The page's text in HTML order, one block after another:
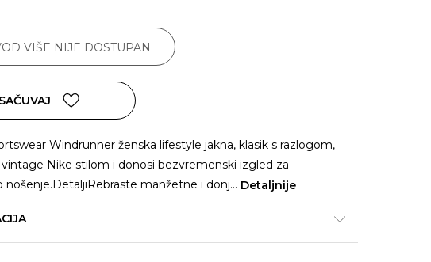
VIŠE NIJE DOSTUPAN
SAČUVAJ
Windrunner ženska lifestyle jakna, klasik s razlogom,
vintage Nike stilom i donosi bezvremenski izgled za
nošenje.DetaljiRebraste manžetne i donj... Detaljnije